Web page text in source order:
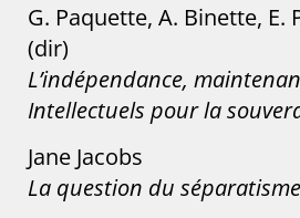
G. Paquette, A. Binette, E.
(dir)
L’indépendance,
Intellectuels pour la
Jane Jacobs
La question du séparatisme